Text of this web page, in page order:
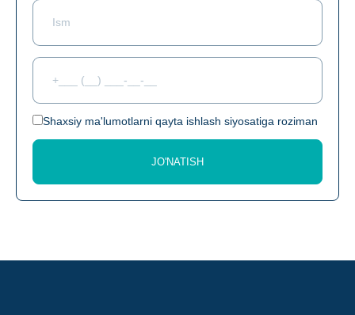
Shaxsiy ma'lumotlarni qayta ishlash siyosatiga roziman
JO'NATISH